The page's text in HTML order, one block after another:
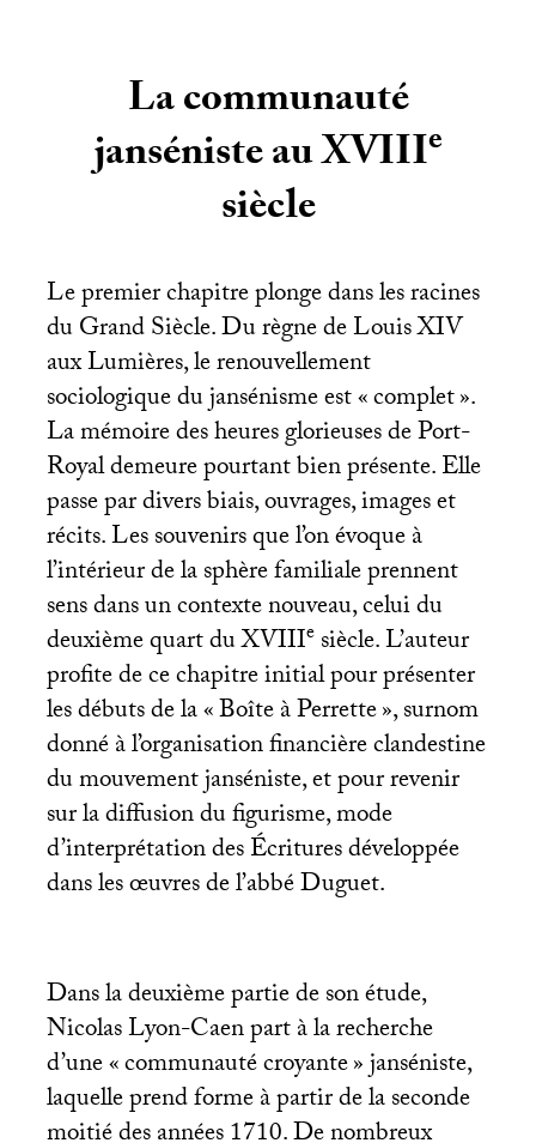
La communauté
janséniste auXVIIIe
siècle
Le premier chapitre plonge dans les racines
du Grand Siècle. Du règne de LouisXIV
aux Lumières, le renouvellement
sociologique du jansénisme est «complet».
La mémoire des heures glorieuses de Port-
Royal demeure pourtant bien présente. Elle
passe par divers biais, ouvrages, images et
récits. Les souvenirs que l’on évoque à
l’intérieur de la sphère familiale prennent
sens dans un contexte nouveau, celui du
deuxième quart duXVIIIesiècle. L’auteur
profite de ce chapitre initial pour présenter
les débuts de la «Boîte à Perrette», surnom
donné à l’organisation financière clandestine
du mouvement janséniste, et pour revenir
sur la diffusion du figurisme, mode
d’interprétation des Écritures développée
dans les œuvres de l’abbé Duguet.
Dans la deuxième partie de son étude,
Nicolas Lyon-Caen part à la recherche
d’une «communauté croyante» janséniste,
laquelle prend forme à partir de la seconde